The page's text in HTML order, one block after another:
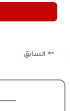
السابق